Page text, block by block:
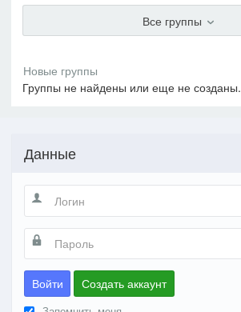
На профиль
Фото Видео
Все группы
Группы не найдены или еще не созданы.
Данные
Войти Создать аккаунт